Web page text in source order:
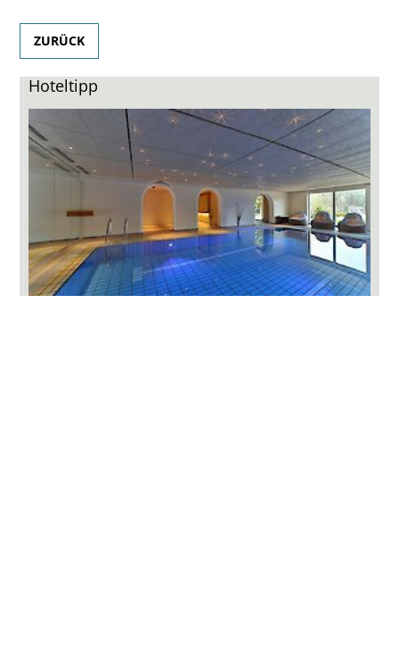
ZURÜCK
Hoteltipp